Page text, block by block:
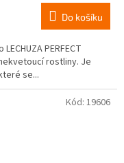
Do košíku
PERFECT
rostliny. Je
se...
Kód: 19606